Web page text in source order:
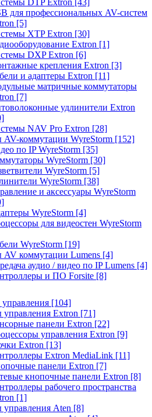
DTP Extron [43]
для профессиональных AV-систем
[5]
XTP Extron [30]
Extron [1]
DXP Extron [6]
крепления Extron [3]
и адаптеры Extron [11]
матричные коммутаторы
[7]
удлинители Extron
NAV Pro Extron [28]
AV-коммутации WyreStorm [152]
по IP WyreStorm [35]
WyreStorm [30]
WyreStorm [5]
WyreStorm [38]
и аксессуары WyreStorm
WyreStorm [4]
для видеостен WyreStorm
WyreStorm [19]
AV коммутации Lumens [4]
аудио / видео по IP Lumens [4]
и ПО Forsite [8]
[104]
Extron [71]
панели Extron [22]
управления Extron [9]
Extron [13]
Extron MediaLink [11]
панели Extron [7]
кнопочные панели Extron [8]
рабочего пространства
[1]
Aten [8]